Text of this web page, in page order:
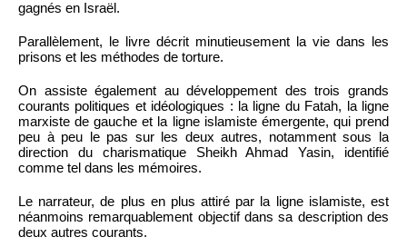
gagnés en Israël.
Parallèlement, le livre décrit minutieusement la vie dans les
prisons et les méthodes de torture.
On assiste également au développement des trois grands
courants politiques et idéologiques : la ligne du Fatah, la ligne
marxiste de gauche et la ligne islamiste émergente, qui prend
peu à peu le pas sur les deux autres, notamment sous la
direction du charismatique Sheikh Ahmad Yasin, identifié
comme tel dans les mémoires.
Le narrateur, de plus en plus attiré par la ligne islamiste, est
néanmoins remarquablement objectif dans sa description des
deux autres courants.